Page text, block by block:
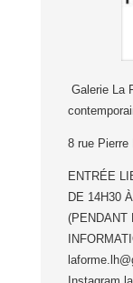
Galerie La
8 rue Pierre
ENTRÉE
DE 14H30
(PENDANT